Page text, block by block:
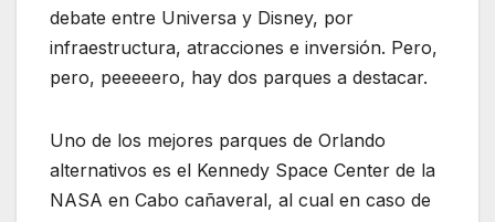
debate entre Universa y Disney, por
infraestructura, atracciones e inversión. Pero,
pero, peeeeero, hay dos parques a destacar.
Uno de los mejores parques de Orlando
alternativos es el Kennedy Space Center de la
NASA en Cabo cañaveral, al cual en caso de